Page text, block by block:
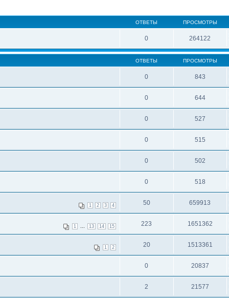
ОТВЕТЫ ПРОСМОТРЫ
0 264122
ОТВЕТЫ ПРОСМОТРЫ
0 843
0 644
0 527
0 515
0 502
0 518
1 2 3 4 50 659913
1 13 14 15 223 1651362
1 2 20 1513361
0 20837
2 21577